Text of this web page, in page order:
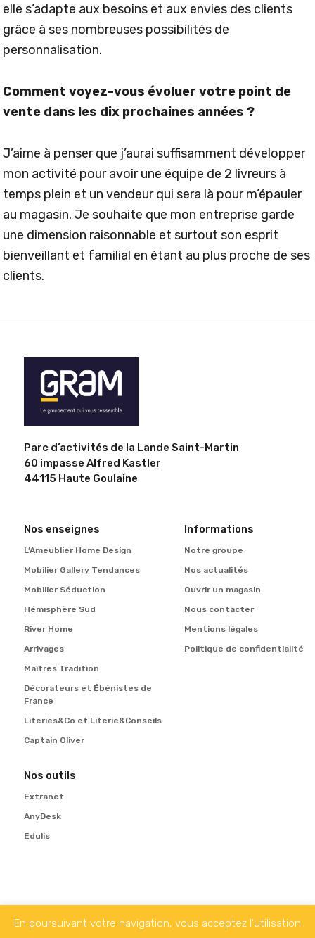
elle s’adapte aux besoins et aux envies des clients
grâce à ses nombreuses possibilités de
personnalisation.
Comment voyez-vous évoluer votre point de
vente dans les dix prochaines années ?
J’aime à penser que j’aurai suffisamment développer
mon activité pour avoir une équipe de 2 livreurs à
temps plein et un vendeur qui sera là pour m’épauler
au magasin. Je souhaite que mon entreprise garde
une dimension raisonnable et surtout son esprit
bienveillant et familial en étant au plus proche de ses
clients.
Parc d’activités de la Lande Saint-Martin
60 impasse Alfred Kastler
44115 Haute Goulaine
Nos enseignes
L’Ameublier Home Design
Mobilier Gallery Tendances
Mobilier Séduction
Hémisphère Sud
River Home
Arrivages
Maîtres Tradition
Décorateurs et Ébénistes de
France
Literies&Co et Literie&Conseils
Captain Oliver
Informations
Notre groupe
Nos actualités
Ouvrir un magasin
Nous contacter
Mentions légales
Politique de confidentialité
Nos outils
Extranet
AnyDesk
Edulis
Suivez-nous sur
En poursuivant votre navigation, vous acceptez l'utilisation